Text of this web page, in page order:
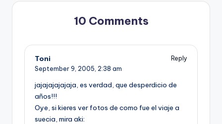
10 Comments
Toni
Reply
September 9, 2005, 2:38 am
jajajajajajaja, es verdad, que desperdicio de
años!!!
Oye, si kieres ver fotos de como fue el viaje a
suecia, mira aki: